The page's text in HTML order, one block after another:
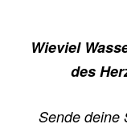
Wieviel
des
Sende deine